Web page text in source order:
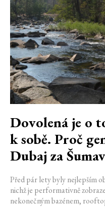
Dovolená je o
k sobě. Proč
Dubaj za
Před pár lety byly nejlepším
nichž je performativně
nekonečným bazénem,